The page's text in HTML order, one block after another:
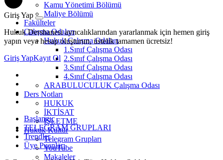
Kamu Yönetimi Bölümü
Maliye Bölümü
Fakülteler
Çalışma Odaları
Hukuk Çalışma Odaları
1.Sınıf Çalışma Odası
2.Sınıf Çalışma Odası
3.Sınıf Çalışma Odası
4.Sınıf Çalışma Odası
ARABULUCULUK Çalışma Odası
Ders Notları
HUKUK
İKTİSAT
İŞLETME
Hukuk Kültür
Telegram Grupları
YouTube
Makaleler
Giriş Yap
Hukuk Dershanesi ayrıcalıklarından yararlanmak için hemen giriş
yapın veya hesap oluşturun, üstelik tamamen ücretsiz!
Giriş YapKayıt Ol
Başlangıç
TELEGRAM GRUPLARI
Trendler
Üye Puanları